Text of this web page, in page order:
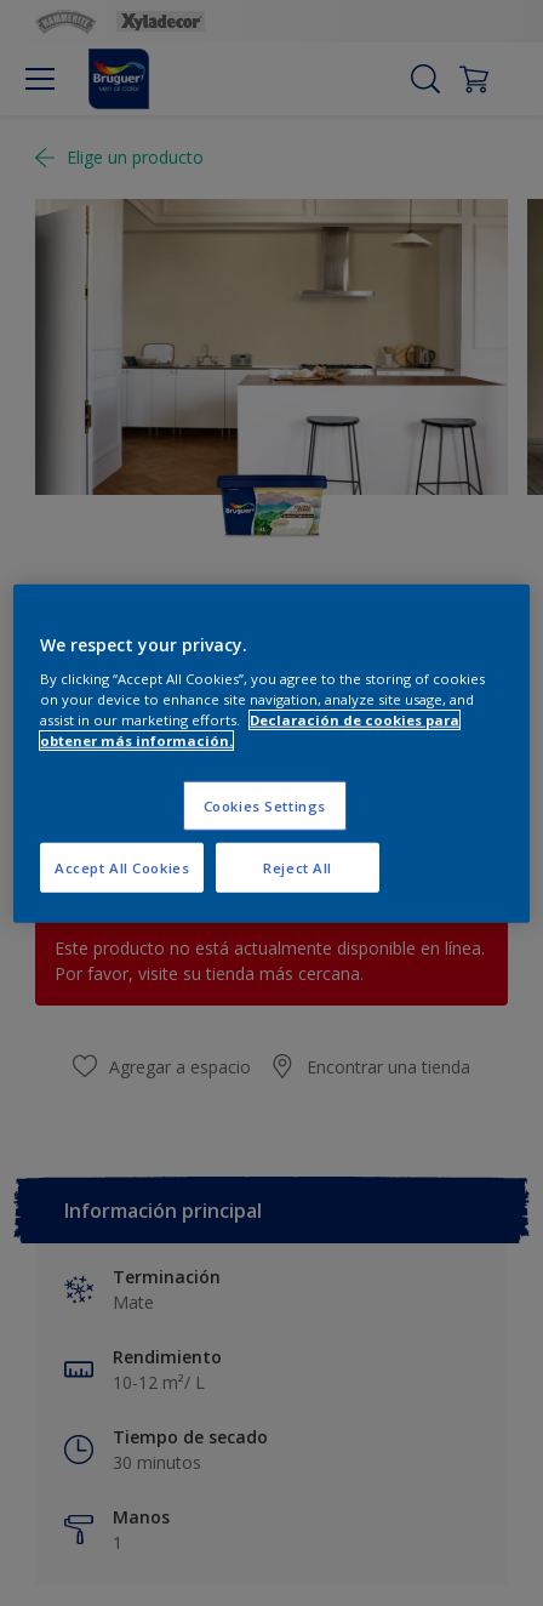
Elige un producto
G0.10.75
Calculadora de pintura
Calcular
Este producto no está actualmente disponible en línea.
Por favor, visite su tienda más cercana.
Agregar a espacio Encontrar una tienda
Información principal
Terminación
Mate
Rendimiento
10-12 m²/ L
Tiempo de secado
30 minutos
Manos
1
We respect your privacy.
By clicking “Accept All Cookies”, you agree to the storing of cookies
on your device to enhance site navigation, analyze site usage, and
assist in our marketing efforts.
Declaración de cookies para
obtener más información.
Cookies Settings
Reject All
Accept All Cookies